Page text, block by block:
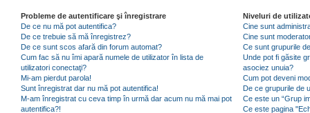
Probleme de autentificare şi înregistrare
De ce nu mă pot autentifica?
De ce trebuie să mă înregistrez?
De ce sunt scos afară din forum automat?
Cum fac să nu îmi apară numele de utilizator în lista de
utilizatori conectaţi?
Mi-am pierdut parola!
Sunt înregistrat dar nu mă pot autentifica!
M-am înregistrat cu ceva timp în urmă dar acum nu mă mai pot
autentifica?!
Niveluri de
Cine sunt
Cine sunt
Ce sunt grupurile
Unde pot fi găsite
asociez unuia?
Cum pot deveni
De ce grupurile de
Ce este un “Grup
Ce este pagina